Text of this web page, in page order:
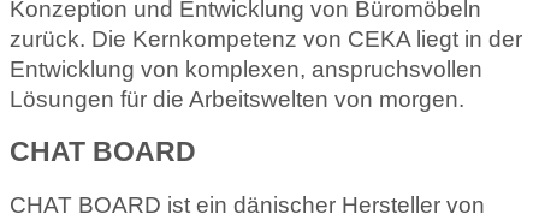
Konzeption und Entwicklung von Büromöbeln
zurück. Die Kernkompetenz von CEKA liegt in der
Entwicklung von komplexen, anspruchsvollen
Lösungen für die Arbeitswelten von morgen.
CHAT BOARD
CHAT BOARD ist ein dänischer Hersteller von